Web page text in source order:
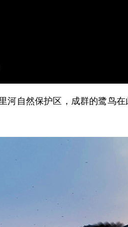
自然保护区，成群的鹭鸟在